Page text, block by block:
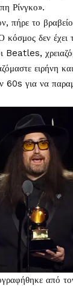
Ρίνγκο».
πήρε το
κόσμος δεν έχει
Beatles,
ειρήνη
60s για να
από